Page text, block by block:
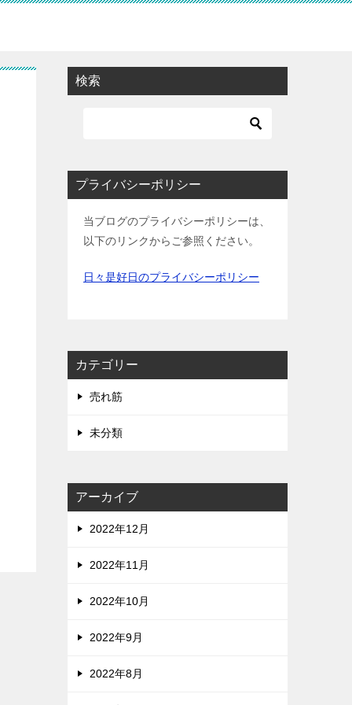
検索
プライバシーポリシー
当ブログのプライバシーポリシーは、
以下のリンクからご参照ください。
日々是好日のプライバシーポリシー
カテゴリー
売れ筋
未分類
アーカイブ
2022年12月
2022年11月
2022年10月
2022年9月
2022年8月